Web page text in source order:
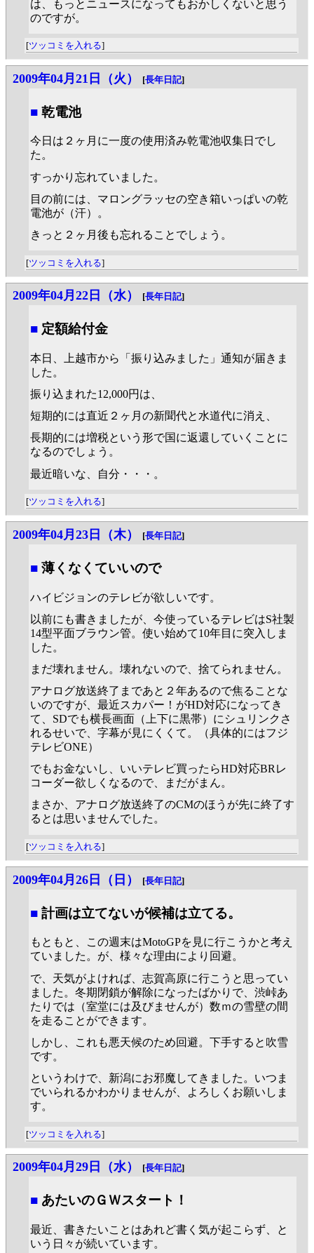
は、もっとニュースになってもおかしくないと思う
のですが。
[ツッコミを入れる]
2009年04月21日（火） [長年日記]
■ 乾電池
今日は２ヶ月に一度の使用済み乾電池収集日でし
た。
すっかり忘れていました。
目の前には、マロングラッセの空き箱いっぱいの乾
電池が（汗）。
きっと２ヶ月後も忘れることでしょう。
[ツッコミを入れる]
2009年04月22日（水） [長年日記]
■ 定額給付金
本日、上越市から「振り込みました」通知が届きま
した。
振り込まれた12,000円は、
短期的には直近２ヶ月の新聞代と水道代に消え、
長期的には増税という形で国に返還していくことに
なるのでしょう。
最近暗いな、自分・・・。
[ツッコミを入れる]
2009年04月23日（木） [長年日記]
■ 薄くなくていいので
ハイビジョンのテレビが欲しいです。
以前にも書きましたが、今使っているテレビはS社製
14型平面ブラウン管。使い始めて10年目に突入しま
した。
まだ壊れません。壊れないので、捨てられません。
アナログ放送終了まであと２年あるので焦ることな
いのですが、最近スカパー！がHD対応になってき
て、SDでも横長画面（上下に黒帯）にシュリンクさ
れるせいで、字幕が見にくくて。（具体的にはフジ
テレビONE）
でもお金ないし、いいテレビ買ったらHD対応BRレ
コーダー欲しくなるので、まだがまん。
まさか、アナログ放送終了のCMのほうが先に終了す
るとは思いませんでした。
[ツッコミを入れる]
2009年04月26日（日） [長年日記]
■ 計画は立てないが候補は立てる。
もともと、この週末はMotoGPを見に行こうかと考え
ていました。が、様々な理由により回避。
で、天気がよければ、志賀高原に行こうと思ってい
ました。冬期閉鎖が解除になったばかりで、渋峠あ
たりでは（室堂には及びませんが）数ｍの雪壁の間
を走ることができます。
しかし、これも悪天候のため回避。下手すると吹雪
です。
というわけで、新潟にお邪魔してきました。いつま
でいられるかわかりませんが、よろしくお願いしま
す。
[ツッコミを入れる]
2009年04月29日（水） [長年日記]
■ あたいのＧＷスタート！
最近、書きたいことはあれど書く気が起こらず、と
いう日々が続いています。